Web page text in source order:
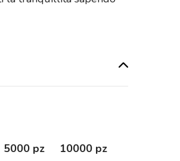
5000 pz
10000 pz